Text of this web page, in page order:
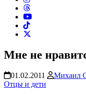
Мне не
01.02.2011 Михаил
Отцы и дети